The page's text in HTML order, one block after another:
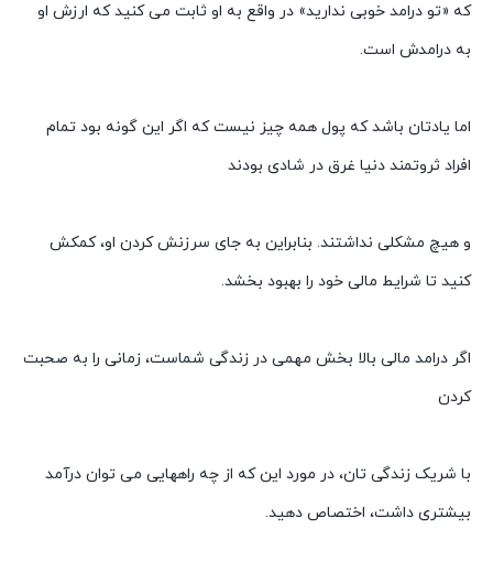
که «تو درامد خوبی ندارید» در واقع به او ثابت می کنید که ارزش او
به درامدش است.
اما یادتان باشد که پول همه چیز نیست که اگر این گونه بود تمام
افراد ثروتمند دنیا غرق در شادی بودند
و هیچ مشکلی نداشتند. بنابراین به جای سرزنش کردن او، کمکش
کنید تا شرایط مالی خود را بهبود بخشد.
اگر درامد مالی بالا بخش مهمی در زندگی شماست، زمانی را به صحبت
کردن
با شریک زندگی تان، در مورد این که از چه راههایی می توان درآمد
بیشتری داشت، اختصاص دهید.